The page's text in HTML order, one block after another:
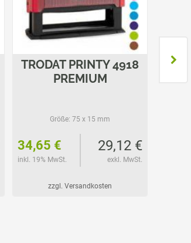
TRODAT PRINTY 4918
PREMIUM
Größe: 75 x 15 mm
34,65 €
inkl. 19% MwSt.
29,12 €
exkl. MwSt.
zzgl. Versandkosten